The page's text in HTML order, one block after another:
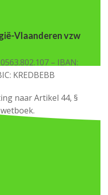
Vlaanderen vzw
– IBAN:
KREDBEBB
naar Artikel 44, §